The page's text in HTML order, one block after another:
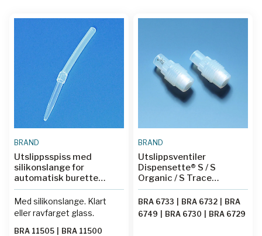
BRAND
Utslippsspiss med
silikonslange for
automatisk burette
Schilling
Med silikonslange. Klart
eller ravfarget glass.
BRA 11505 BRA 11500
BRAND
Utslippsventiler
Dispensette® S / S
Organic / S Trace
Analysis
BRA 6733 BRA 6732
BRA
6749
BRA 6730
BRA 6729